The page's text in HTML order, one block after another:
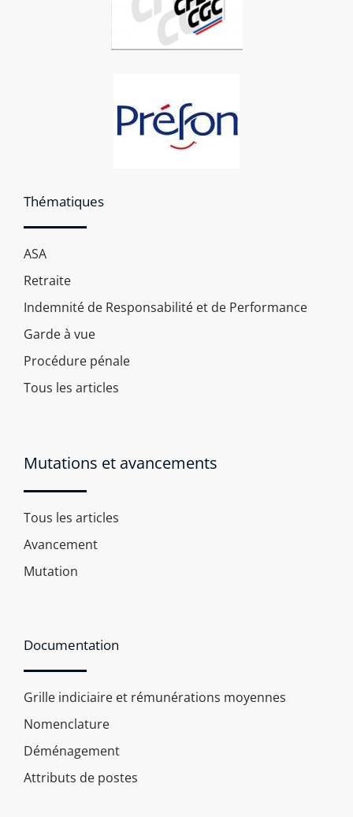
Thématiques
ASA
Retraite
Indemnité de Responsabilité et de Performance
Garde à vue
Procédure pénale
Tous les articles
Mutations et avancements
Tous les articles
Avancement
Mutation
Documentation
Grille indiciaire et rémunérations moyennes
Nomenclature
Déménagement
Attributs de postes